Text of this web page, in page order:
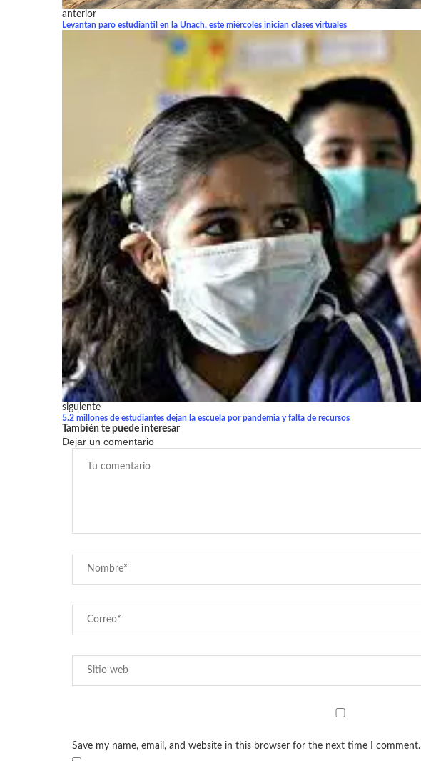
anterior
Levantan paro estudiantil en la Unach, este miércoles inician clases virtuales
siguiente
5.2 millones de estudiantes dejan la escuela por pandemia y falta de recursos
También te puede interesar
Dejar un comentario
Save my name, email, and website in this browser for the next time I comment.